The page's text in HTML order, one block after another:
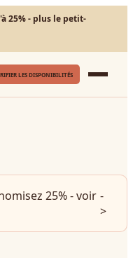
25% - plus le petit-
LES DISPONIBILITÉS
25% - voir -
>